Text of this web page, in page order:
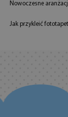
Nowoczesne
Jak przykleić